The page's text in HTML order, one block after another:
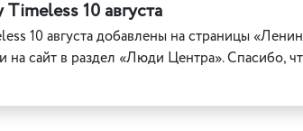
10 августа
10 августадобавлены на страницы
на сайт в раздел «Люди Центра». Спасибо,